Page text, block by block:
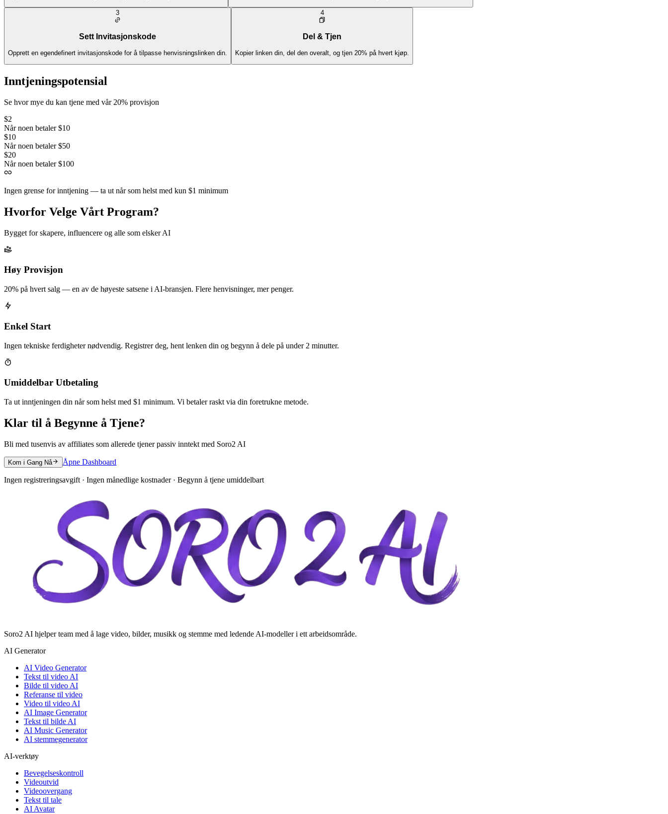
3
Sett Invitasjonskode
Opprett en egendefinert invitasjonskode for å tilpasse henvisningslinken din.
4
Del & Tjen
Kopier linken din, del den overalt, og tjen 20% på hvert kjøp.
Inntjeningspotensial
Se hvor mye du kan tjene med vår 20% provisjon
$2
Når noen betaler $10
$10
Når noen betaler $50
$20
Når noen betaler $100
Ingen grense for inntjening — ta ut når som helst med kun $1 minimum
Hvorfor Velge Vårt Program?
Bygget for skapere, influencere og alle som elsker AI
Høy Provisjon
20% på hvert salg — en av de høyeste satsene i AI-bransjen. Flere henvisninger, mer penger.
Enkel Start
Ingen tekniske ferdigheter nødvendig. Registrer deg, hent lenken din og begynn å dele på under 2 minutter.
Umiddelbar Utbetaling
Ta ut inntjeningen din når som helst med $1 minimum. Vi betaler raskt via din foretrukne metode.
Klar til å Begynne å Tjene?
Bli med tusenvis av affiliates som allerede tjener passiv inntekt med Soro2 AI
Kom i Gang Nå Åpne Dashboard
Ingen registreringsavgift · Ingen månedlige kostnader · Begynn å tjene umiddelbart
Soro2 AI hjelper team med å lage video, bilder, musikk og stemme med ledende AI-modeller i ett arbeidsområde.
AI Generator
AI Video Generator
Tekst til video AI
Bilde til video AI
Referanse til video
Video til video AI
AI Image Generator
Tekst til bilde AI
AI Music Generator
AI stemmegenerator
AI-verktøy
Bevegelseskontroll
Videoutvid
Videoovergang
Tekst til tale
AI Avatar